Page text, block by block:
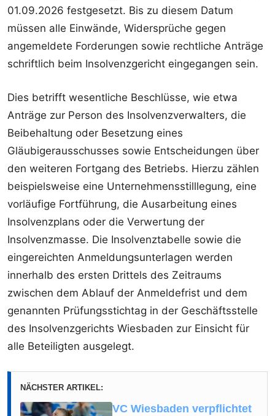
01.09.2026 festgesetzt. Bis zu diesem Datum
müssen alle Einwände, Widersprüche gegen
angemeldete Forderungen sowie rechtliche Anträge
schriftlich beim Insolvenzgericht eingegangen sein.
Dies betrifft wesentliche Beschlüsse, wie etwa
Anträge zur Person des Insolvenzverwalters, die
Beibehaltung oder Besetzung eines
Gläubigerausschusses sowie Entscheidungen über
den weiteren Fortgang des Betriebs. Hierzu zählen
beispielsweise eine Unternehmensstilllegung, eine
vorläufige Fortführung, die Ausarbeitung eines
Insolvenzplans oder die Verwertung der
Insolvenzmasse. Die Insolvenztabelle sowie die
eingereichten Anmeldungsunterlagen werden
innerhalb des ersten Drittels des Zeitraums
zwischen dem Ablauf der Anmeldefrist und dem
genannten Prüfungsstichtag in der Geschäftsstelle
des Insolvenzgerichts Wiesbaden zur Einsicht für
alle Beteiligten ausgelegt.
NÄCHSTER ARTIKEL:
VC Wiesbaden verpflichtet